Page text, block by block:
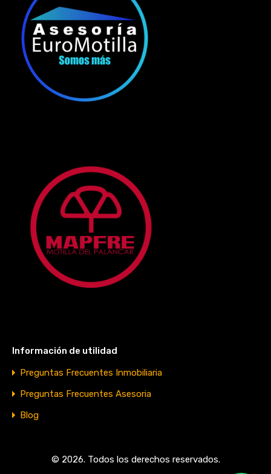
Información de utilidad
Preguntas Frecuentes Inmobiliaria
Preguntas Frecuentes Asesoria
Blog
© 2026. Todos los derechos reservados.